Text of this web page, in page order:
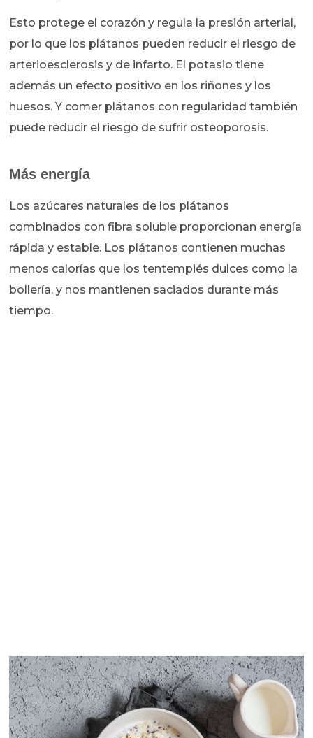
Esto protege el corazón y regula la presión arterial,
por lo que los plátanos pueden reducir el riesgo de
arterioesclerosis y de infarto. El potasio tiene
además un efecto positivo en los riñones y los
huesos. Y comer plátanos con regularidad también
puede reducir el riesgo de sufrir osteoporosis.
Más energía
Los azúcares naturales de los plátanos
combinados con fibra soluble proporcionan energía
rápida y estable. Los plátanos contienen muchas
menos calorías que los tentempiés dulces como la
bollería, y nos mantienen saciados durante más
tiempo.